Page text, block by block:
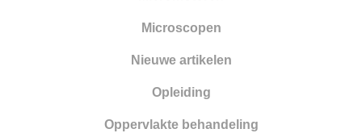
Microscopen
Nieuwe artikelen
Opleiding
Oppervlakte behandeling